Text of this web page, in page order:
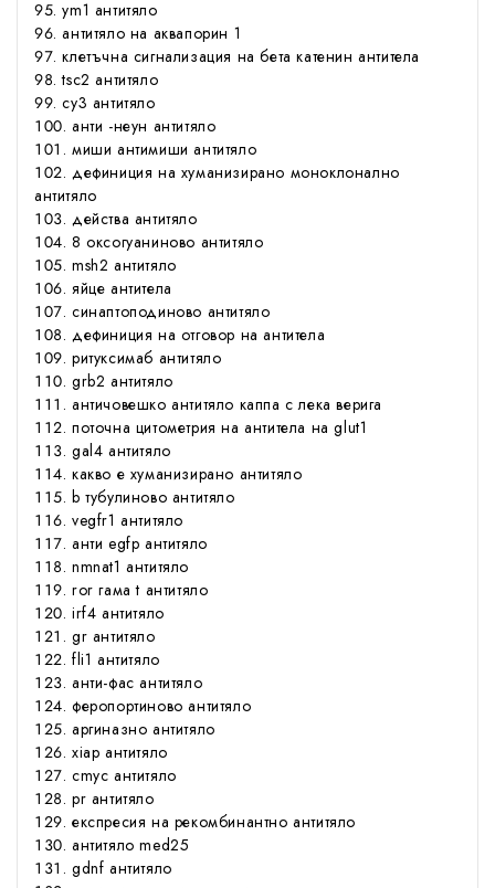
ym1 антитяло
антитяло на аквапорин 1
клетъчна сигнализация на бета катенин антитела
tsc2 антитяло
cy3 антитяло
анти -неун антитяло
миши антимиши антитяло
дефиниция на хуманизирано моноклонално
антитяло
действа антитяло
8 оксогуаниново антитяло
msh2 антитяло
яйце антитела
синаптоподиново антитяло
дефиниция на отговор на антитела
ритуксимаб антитяло
grb2 антитяло
античовешко антитяло каппа с лека верига
поточна цитометрия на антитела на glut1
gal4 антитяло
какво е хуманизирано антитяло
b тубулиново антитяло
vegfr1 антитяло
анти egfp антитяло
nmnat1 антитяло
ror гама t антитяло
irf4 антитяло
gr антитяло
fli1 антитяло
анти-фас антитяло
феропортиново антитяло
аргиназно антитяло
xiap антитяло
cmyc антитяло
pr антитяло
експресия на рекомбинантно антитяло
антитяло med25
gdnf антитяло